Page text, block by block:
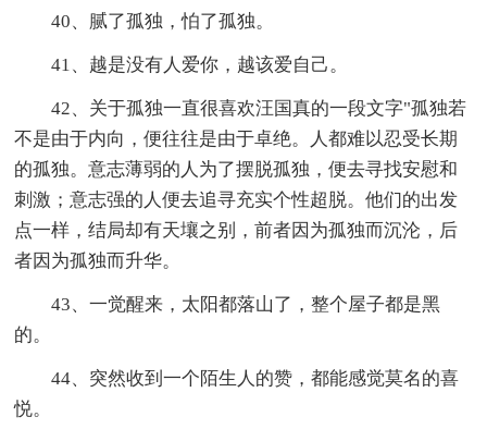
40、腻了孤独，怕了孤独。
41、越是没有人爱你，越该爱自己。
42、关于孤独一直很喜欢汪国真的一段文字"孤独若
不是由于内向，便往往是由于卓绝。人都难以忍受长期
的孤独。意志薄弱的人为了摆脱孤独，便去寻找安慰和
刺激；意志强的人便去追寻充实个性超脱。他们的出发
点一样，结局却有天壤之别，前者因为孤独而沉沦，后
者因为孤独而升华。
43、一觉醒来，太阳都落山了，整个屋子都是黑
的。
44、突然收到一个陌生人的赞，都能感觉莫名的喜
悦。